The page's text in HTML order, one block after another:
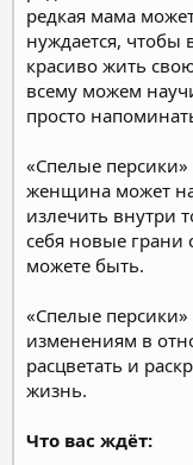
редкая мама
нуждается, чтобы
красиво жить
всему можем
просто
«Спелые персики»
женщина может
излечить внутри
себя новые грани
можете быть.
«Спелые персики»
изменениям в
расцветать и
жизнь.
Что вас ждёт: